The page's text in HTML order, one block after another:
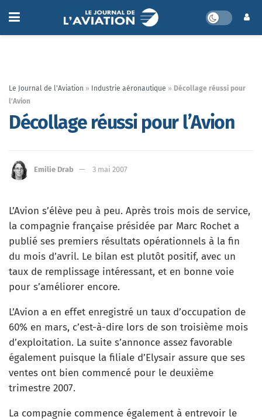
Le Journal de l'Aviation » Industrie aéronautique » Décollage réussi pour
l’Avion
Décollage réussi pour l’Avion
Emilie Drab 3 mai 2007
L’Avion s’élève peu à peu. Après trois mois de service,
la compagnie française présidée par Marc Rochet a
publié ses premiers résultats opérationnels à la fin
du mois d’avril. Le bilan est plutôt positif, avec un
taux de remplissage intéressant, et en bonne voie
pour s’améliorer encore.
L’Avion a en effet enregistré un taux d’occupation de
60% en mars, c’est-à-dire lors de son troisième mois
d’exploitation. La suite s’annonce assez favorable
également puisque la filiale d’Elysair assure que ses
ventes ont bien commencé pour le deuxième
trimestre 2007.
La compagnie commence également à entrevoir le